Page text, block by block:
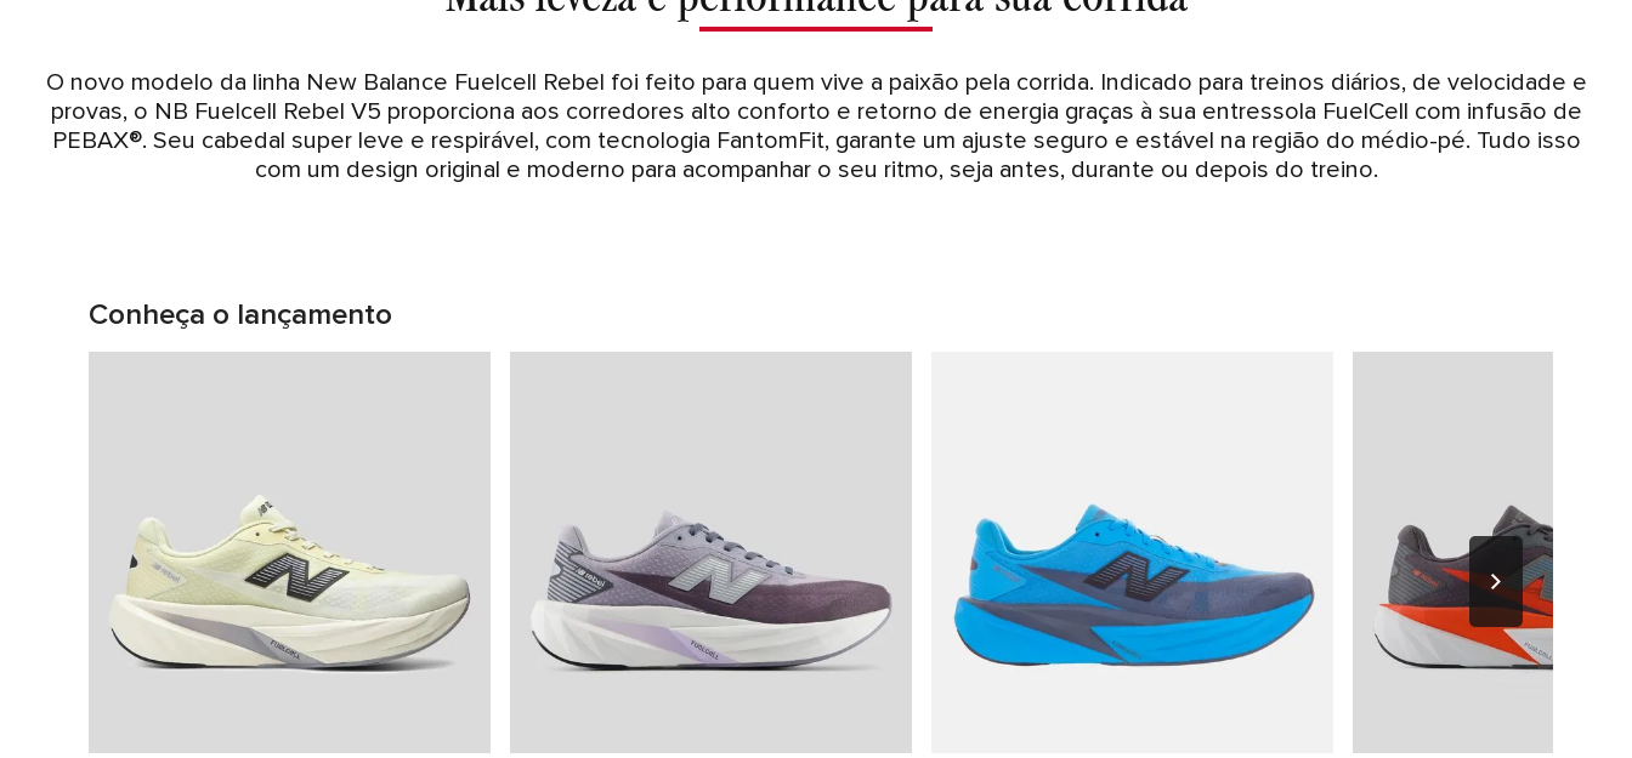
O novo modelo da linha New Balance Fuelcell Rebel foi feito para quem vive a paixão pela corrida. Indicado para treinos diários, de velocidade e
provas, o NB Fuelcell Rebel V5 proporciona aos corredores alto conforto e retorno de energia graças à sua entressola FuelCell com infusão de
PEBAX®. Seu cabedal super leve e respirável, com tecnologia FantomFit, garante um ajuste seguro e estável na região do médio-pé. Tudo isso
com um design original e moderno para acompanhar o seu ritmo, seja antes, durante ou depois do treino.
Conheça o lançamento